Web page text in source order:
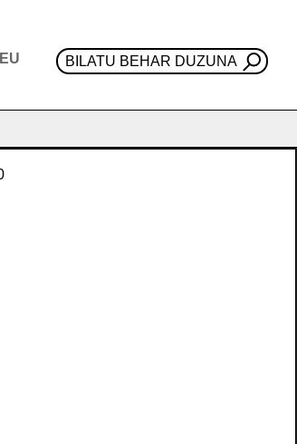
EU BILATU BEHAR DUZUNA